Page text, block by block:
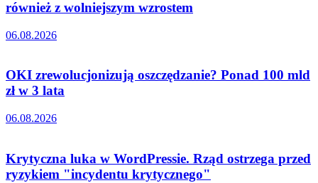
również z wolniejszym wzrostem
06.08.2026
OKI zrewolucjonizują oszczędzanie? Ponad 100 mld
zł w 3 lata
06.08.2026
Krytyczna luka w WordPressie. Rząd ostrzega przed
ryzykiem "incydentu krytycznego"